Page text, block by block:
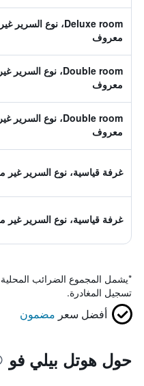
Deluxe room، نوع السرير غير
معروف
Double room، نوع السرير غير
معروف
Double room، نوع السرير غير
معروف
غرفة قياسية، نوع السرير
غرفة قياسية، نوع السرير
*يشمل المجموع الضرائب
تسجيل المغادرة.
أفضل سعر مضمون
حول هوتل بيلي فو